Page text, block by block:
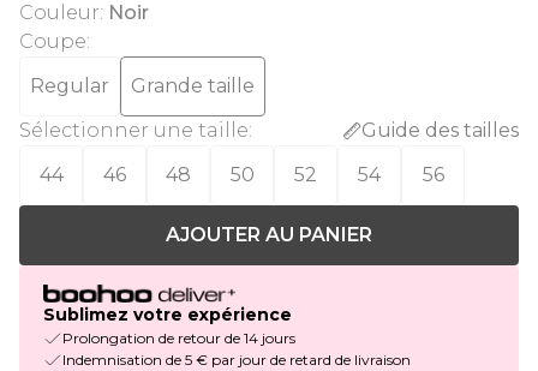
Couleur: Noir
Coupe:
Regular
Grande taille
Sélectionner une taille:
Guide des tailles
44
46 48 50 52 54 56
AJOUTER AU PANIER
Sublimez votre expérience
Prolongation de retour de 14 jours
Indemnisation de 5 € par jour de retard de livraison